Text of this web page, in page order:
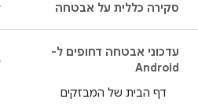
סקירה כללית על אבטחה
עדכוני אבטחה דחופים ל-
Android
דף הבית של המבזקים